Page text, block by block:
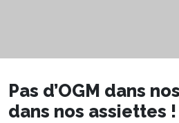
Pas d’OGM dans
dans nos assiettes !